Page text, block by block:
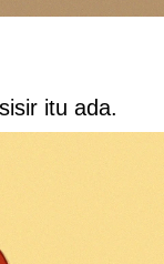
itu ada.